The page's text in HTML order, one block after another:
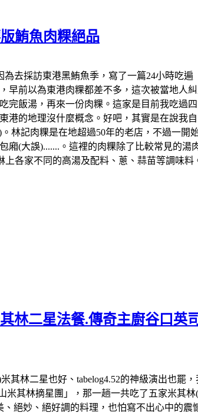
鮪魚肉粿絕品
為去採訪東港黑鮪魚季，寫了一篇24小時吃遍
前以為東港肉粿都差不多，這次被當地人
飯湯，再來一份肉粿。這家是目前我吃過
港的地理沒什麼概念。好吧，其實是在說我
林記肉粿是在地超過50年的老店，不過一開
(大誤).......。這裡的肉粿除了比較常見的湯
各家不同的高湯及配料、蔥、蒜苗等調味料
林二星法餐.傳奇主廚谷口英
其林二星也好、tabelog4.52的神級演出也罷
米其林摘星團」，那一趟一共吃了五家米其
絕妙、絕好調的料理，也怕寫不出心中的震